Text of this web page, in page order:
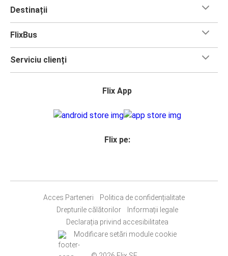
Destinații
FlixBus
Serviciu clienți
Flix App
Flix pe:
Acces Parteneri
Politica de confidențialitate
Drepturile călătorilor
Informații legale
Declarația privind accesibilitatea
Modificare setări module cookie